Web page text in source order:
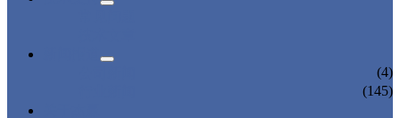
(4)
(145)